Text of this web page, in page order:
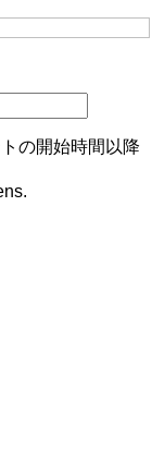
の開始時間以降